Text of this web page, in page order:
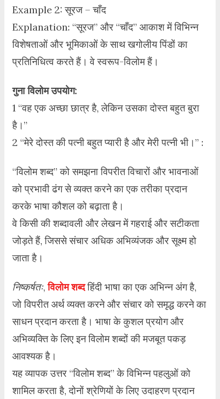
Example 2: सूरज – चाँद
Explanation: “सूरज” और “चाँद” आकाश में विभिन्न
विशेषताओं और भूमिकाओं के साथ खगोलीय पिंडों का
प्रतिनिधित्व करते हैं। वे स्वरूप-विलोम हैं।
गुना विलोम उपयोग:
1 “वह एक अच्छा छात्र है, लेकिन उसका दोस्त बहुत बुरा
है।”
2 “मेरे दोस्त की पत्नी बहुत प्यारी है और मेरी पत्नी भी।” :
“विलोम शब्द” को समझना विपरीत विचारों और भावनाओं
को प्रभावी ढंग से व्यक्त करने का एक तरीका प्रदान
करके भाषा कौशल को बढ़ाता है।
वे किसी की शब्दावली और लेखन में गहराई और सटीकता
जोड़ते हैं, जिससे संचार अधिक अभिव्यंजक और सूक्ष्म हो
जाता है।
निष्कर्षतः,विलोम शब्दहिंदी भाषा का एक अभिन्न अंग है,
जो विपरीत अर्थ व्यक्त करने और संचार को समृद्ध करने का
साधन प्रदान करता है। भाषा के कुशल प्रयोग और
अभिव्यक्ति के लिए इन विलोम शब्दों की मजबूत पकड़
आवश्यक है।
यह व्यापक उत्तर “विलोम शब्द” के विभिन्न पहलुओं को
शामिल करता है, दोनों श्रेणियों के लिए उदाहरण प्रदान